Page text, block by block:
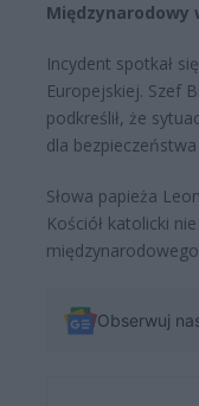
Międzynarodowy
Incydent spotkał
Europejskiej. Szef
podkreślił, że
dla bezpieczeństwa
Słowa papieża
Kościół katolicki
Obserwuj